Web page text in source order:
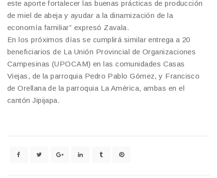
este aporte fortalecer las buenas prácticas de producción
de miel de abeja y ayudar a la dinamización de la
economía familiar” expresó Zavala.
En los próximos días se cumplirá similar entrega a 20
beneficiarios de La Unión Provincial de Organizaciones
Campesinas (UPOCAM) en las comunidades Casas
Viejas, de la parroquia Pedro Pablo Gómez, y Francisco
de Orellana de la parroquia La América, ambas en el
cantón Jipijapa.